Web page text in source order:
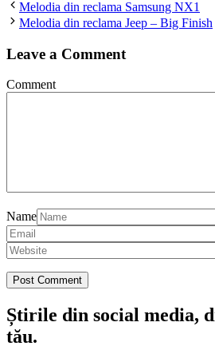
Melodia din reclama Samsung NX1
Melodia din reclama Jeep – Big Finish
Leave a Comment
Comment
Name
Știrile din social media,
tău.